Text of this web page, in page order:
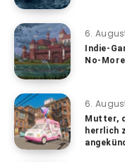
6.
Indie-
No-
6.
Mutter,
herrlich